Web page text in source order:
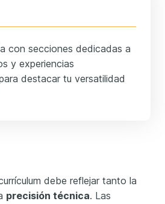
con secciones dedicadas a
y experiencias
destacar tu versatilidad
debe reflejar tanto la
precisión técnica. Las